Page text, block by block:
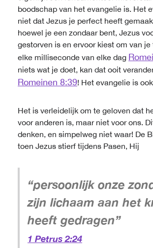
boodschap van het evangelie is. Het
niet dat Jezus je perfect heeft
hoewel je een zondaar bent, Jezus
gestorven is en ervoor kiest om van je
elke milliseconde van elke dag
niets wat je doet, kan dat ooit
Romeinen 8:39! Het evangelie is
Het is verleidelijk om te geloven dat
voor anderen is, maar niet voor ons.
denken, en simpelweg niet waar! De
toen Jezus stierf tijdens Pasen, Hij
“persoonlijk onze
zijn lichaam aan het
heeft gedragen”
1 Petrus 2:24